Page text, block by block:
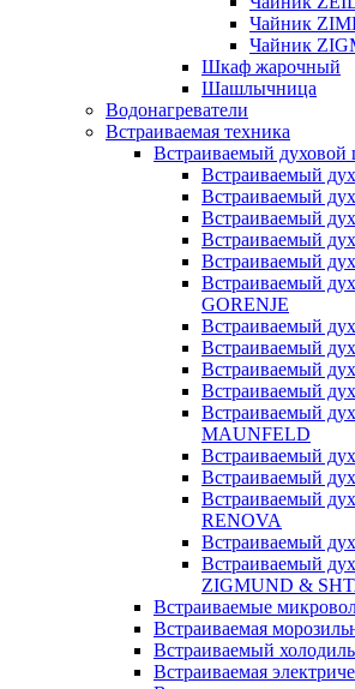
Чайник
Чайник
Шкаф жарочный
Шашлычница
Водонагреватели
Встраиваемая техника
Встраиваемый духовой
Встраиваемый
Встраиваемый
Встраиваемый
Встраиваемый
Встраиваемый
Встраиваемый
GORENJE
Встраиваемый
Встраиваемый
Встраиваемый
Встраиваемый
Встраиваемый
MAUNFELD
Встраиваемый
Встраиваемый
Встраиваемый
RENOVA
Встраиваемый
Встраиваемый
ZIGMUND &
Встраиваемые
Встраиваемая
Встраиваемый
Встраиваемая